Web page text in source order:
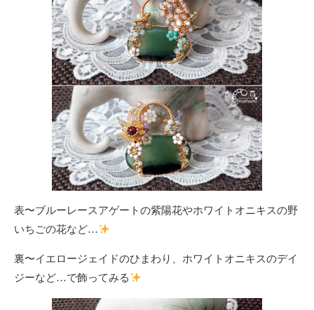
表〜ブルーレースアゲートの紫陽花やホワイトオニキスの野
いちごの花など…
裏〜イエロージェイドのひまわり、ホワイトオニキスのデイ
ジーなど…で飾ってみる